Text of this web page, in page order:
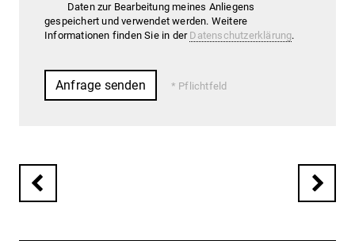
Daten zur Bearbeitung meines Anliegens
gespeichert und verwendet werden. Weitere
Informationen finden Sie in der Datenschutzerklärung.
Pflichtfeld